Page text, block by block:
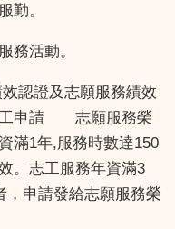
勤。
務活動。
認證及志願服務績效
工申請 志願服務榮
滿1年,服務時數達150
。志工服務年資滿3
，申請發給志願服務榮